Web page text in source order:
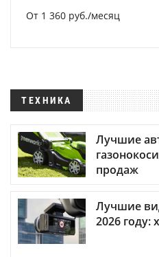
От 1 360 руб./месяц
ТЕХНИКА
Лучшие
продаж
Лучшие
2026 году: